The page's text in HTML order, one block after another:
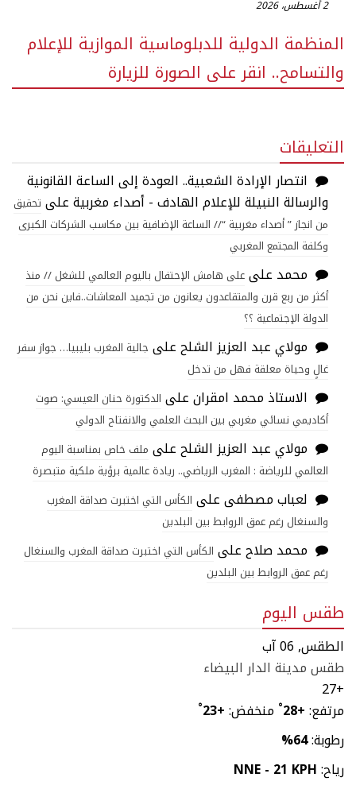
2 أغسطس، 2026
المنظمة الدولية للدبلوماسية الموازية للإعلام
والتسامح.. انقر على الصورة للزيارة
التعليقات
انتصار الإرادة الشعبية.. العودة إلى الساعة القانونية
والرسالة النبيلة للإعلام الهادف - أصداء مغربيةعلى تحقيق
من انجاز ” أصداء مغربية “// الساعة الإضافية بين مكاسب الشركات الكبرى
وكلفة المجتمع المغربي
محمد على على هامش الإحتفال باليوم العالمي للشغل // منذ
أكثر من ربع قرن والمتقاعدون يعانون من تجميد المعاشات..فاين نحن من
الدولة الإجتماعية ؟؟
مولاي عبد العزيز الشلحعلى جالية المغرب بليبيا… جواز سفر
غالٍ وحياة معلقة فهل من تدخل
الاستاذ محمد امقرانعلى الدكتورة حنان العيسي: صوت
أكاديمي نسائي مغربي بين البحث العلمي والانفتاح الدولي
مولاي عبد العزيز الشلحعلى ملف خاص بمناسبة اليوم
العالمي للرياضة : المغرب الرياضي.. ريادة عالمية برؤية ملكية متبصرة
لعباب مصطفىعلى الكأس التي اختبرت صداقة المغرب
والسنغال رغم عمق الروابط بين البلدين
محمد صلاحعلى الكأس التي اختبرت صداقة المغرب والسنغال
رغم عمق الروابط بين البلدين
طقس اليوم
الطقس, 06 آب
طقس مدينة الدار البيضاء
+
27
مرتفع:+
28
° منخفض:+
23
°
رطوبة:64%
رياح:NNE - 21 KPH